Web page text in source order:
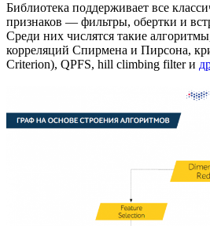
Библиотека поддерживает все
признаков — фильтры, обертки и
Среди них числятся такие
корреляций Спирмена и Пирсона,
Criterion), QPFS, hill climbing filter и